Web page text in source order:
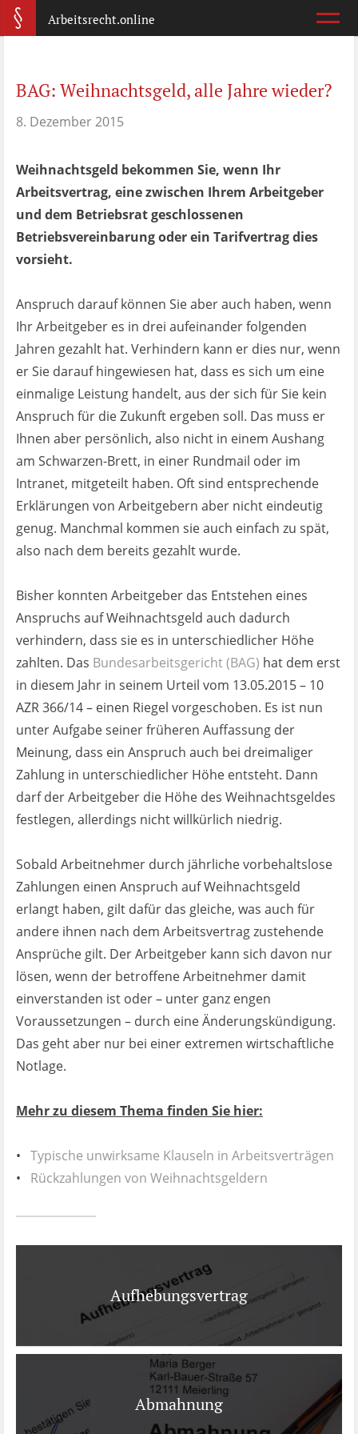
Arbeitsrecht.online
Was ist wichtig?
Wie reagiere ich?
Kündigung
Was jetzt?
Wann lohnt er sich?
Zeugnis
Ist es wirklich gut?
Kontakt
News
Impressum
Datenschutz
BAG: Weihnachtsgeld, alle Jahre wieder?
8. Dezember 2015
Weihnachtsgeld bekommen Sie, wenn Ihr
Arbeitsvertrag, eine zwischen Ihrem Arbeitgeber
und dem Betriebsrat geschlossenen
Betriebsvereinbarung oder ein Tarifvertrag dies
vorsieht.
Anspruch darauf können Sie aber auch haben, wenn
Ihr Arbeitgeber es in drei aufeinander folgenden
Jahren gezahlt hat. Verhindern kann er dies nur, wenn
er Sie darauf hingewiesen hat, dass es sich um eine
einmalige Leistung handelt, aus der sich für Sie kein
Anspruch für die Zukunft ergeben soll. Das muss er
Ihnen aber persönlich, also nicht in einem Aushang
am Schwarzen-Brett, in einer Rundmail oder im
Intranet, mitgeteilt haben. Oft sind entsprechende
Erklärungen von Arbeitgebern aber nicht eindeutig
genug. Manchmal kommen sie auch einfach zu spät,
also nach dem bereits gezahlt wurde.
Bisher konnten Arbeitgeber das Entstehen eines
Anspruchs auf Weihnachtsgeld auch dadurch
verhindern, dass sie es in unterschiedlicher Höhe
zahlten. Das Bundesarbeitsgericht(BAG) hat dem erst
in diesem Jahr in seinem Urteil vom 13.05.2015 – 10
AZR 366/14 – einen Riegel vorgeschoben. Es ist nun
unter Aufgabe seiner früheren Auffassung der
Meinung, dass ein Anspruch auch bei dreimaliger
Zahlung in unterschiedlicher Höhe entsteht. Dann
darf der Arbeitgeber die Höhe des Weihnachtsgeldes
festlegen, allerdings nicht willkürlich niedrig.
Sobald Arbeitnehmer durch jährliche vorbehaltslose
Zahlungen einen Anspruch auf Weihnachtsgeld
erlangt haben, gilt dafür das gleiche, was auch für
andere ihnen nach dem Arbeitsvertrag zustehende
Ansprüche gilt. Der Arbeitgeber kann sich davon nur
lösen, wenn der betroffene Arbeitnehmer damit
einverstanden ist oder – unter ganz engen
Voraussetzungen – durch eine Änderungskündigung.
Das geht aber nur bei einer extremen wirtschaftliche
Notlage.
Mehr zu diesem Thema finden Sie hier:
Typische unwirksame Klauseln in Arbeitsverträgen
Rückzahlungen von Weihnachtsgeldern
Aufhebungsvertrag
Abmahnung